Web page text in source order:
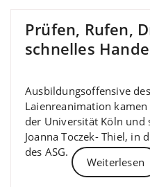
Prüfen, Rufen,
schnelles
Ausbildungsoffensive
Laienreanimation
der Universität Köln und
Joanna Toczek- Thiel, in
des ASG.
Weiterlesen